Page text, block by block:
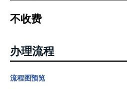
不收费
办理流程
流程图预览